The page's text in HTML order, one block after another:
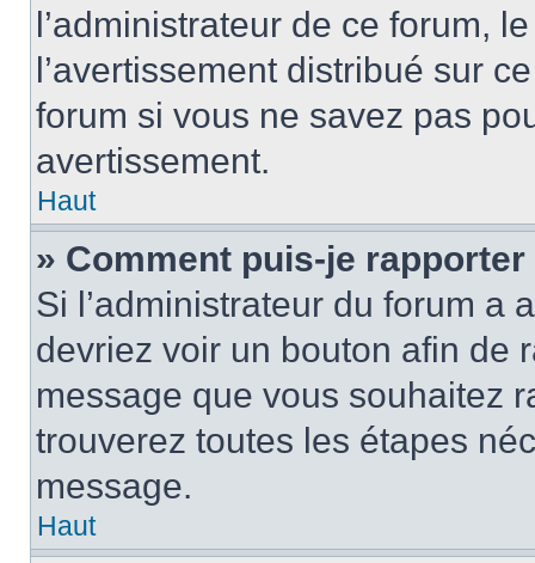
l’administrateur de ce forum,
l’avertissement distribué sur
forum si vous ne savez pas
avertissement.
Haut
» Comment puis-je
Si l’administrateur du forum a
devriez voir un bouton afin de
message que vous souhaitez
trouverez toutes les étapes
message.
Haut